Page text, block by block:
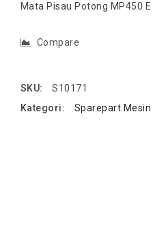
Mata Pisau Potong MP450 E
Compare
SKU:
S10171
Kategori:
Sparepart